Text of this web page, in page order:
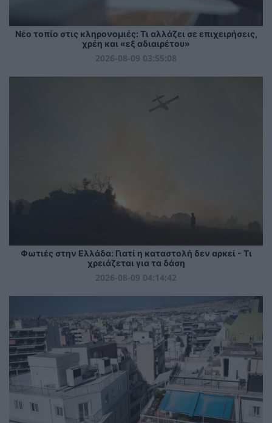
Νέο τοπίο στις κληρονομιές: Τι αλλάζει σε επιχειρήσεις,
χρέη και «εξ αδιαιρέτου»
2026-08-09 03:55:08
Φωτιές στην Ελλάδα: Γιατί η καταστολή δεν αρκεί - Τι
χρειάζεται για τα δάση
2026-08-09 04:14:42